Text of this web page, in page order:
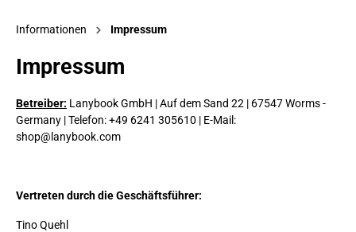
Informationen Impressum
Impressum
Betreiber: Lanybook GmbH | Auf dem Sand 22 | 67547 Worms -
Germany |Telefon: +49 6241 305610 | E-Mail:
shop@lanybook.com
Vertreten durch die Geschäftsführer:
Tino Quehl